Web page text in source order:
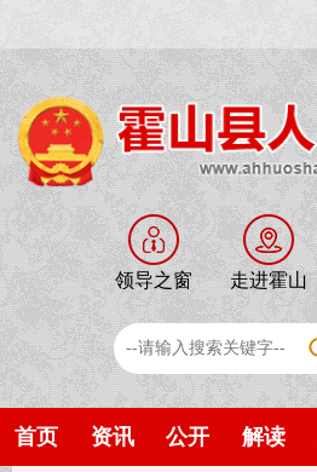
领导之窗 走进霍山
首页 资讯 公开 解读